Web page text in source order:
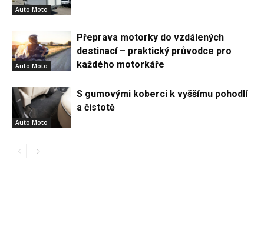
Auto Moto
Auto Moto
Přeprava motorky do vzdálených
destinací – praktický průvodce pro
každého motorkáře
Auto Moto
S gumovými koberci k vyššímu pohodlí
a čistotě